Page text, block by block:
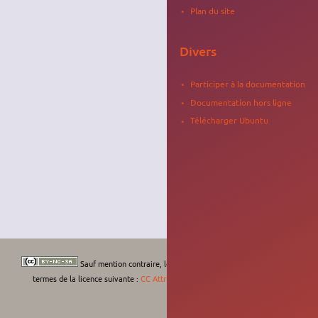
Sauf mention contraire, le contenu de ce wiki est placé sous les
termes de la licence suivante : CC Attribution-Noncommercial-Share Alike 4.0
Plan du site
Divers
Participer à la documentation
Documentation hors ligne
Télécharger Ubuntu